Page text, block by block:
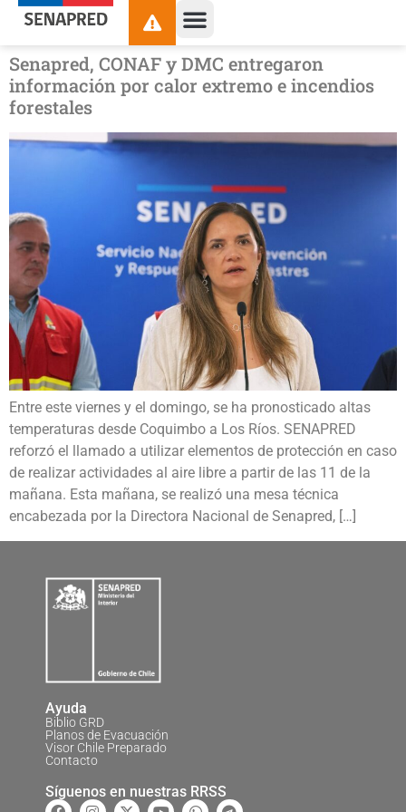
contenido
Senapred, CONAF y DMC entregaron
información por calor extremo e incendios
forestales
Entre este viernes y el domingo, se ha pronosticado altas
temperaturas desde Coquimbo a Los Ríos. SENAPRED
reforzó el llamado a utilizar elementos de protección en caso
de realizar actividades al aire libre a partir de las 11 de la
mañana. Esta mañana, se realizó una mesa técnica
encabezada por la Directora Nacional de Senapred, […]
Ayuda
Biblio GRD
Planos de Evacuación
Visor Chile Preparado
Contacto
Síguenos en nuestras RRSS